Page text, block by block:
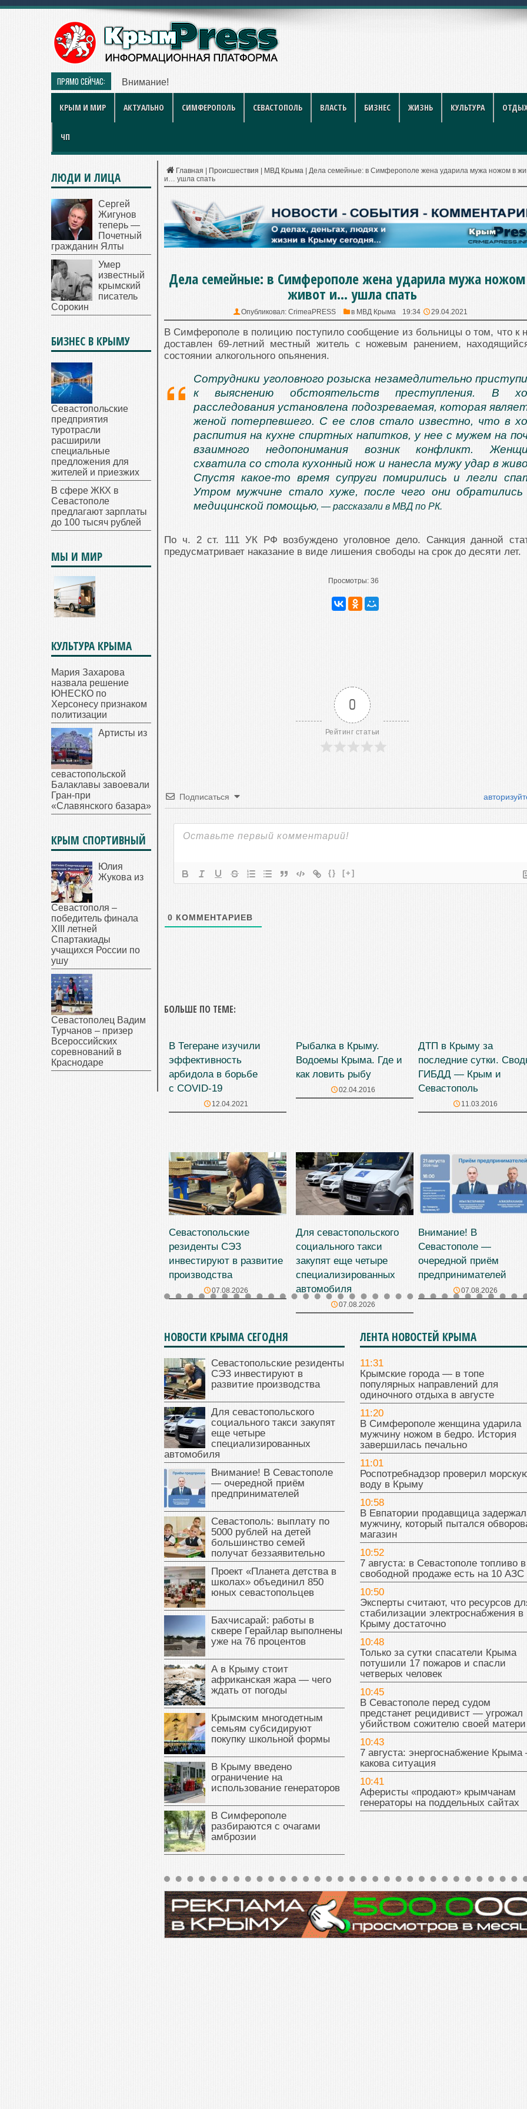
ПРЯМО СЕЙЧАС: Внимание! В Севастополе — очередной приём предпринимате
КРЫМ И МИР АКТУАЛЬНО СИМФЕРОПОЛЬ СЕВАСТОПОЛЬ ВЛАСТЬ БИЗНЕС ЖИЗНЬ КУЛЬТУРА
ЧП
Главная Происшествия МВД Крыма
Дела семейные: в Симферополе жена ударила мужа ножом в
и… ушла спать
Дела семейные: в Симферополе жена ударила мужа
живот и… ушла спать
Опубликовал: CrimeaPRESS в МВД Крыма 19:34 29.04.2021
В Симферополе в полицию поступило сообщение из больницы о том, что к
доставлен 69-летний местный житель с ножевым ранением,
состоянии алкогольного опьянения.
Сотрудники уголовного розыска незамедлительно
к выяснению обстоятельств преступления. В
расследования установлена подозреваемая, которая
женой потерпевшего. С ее слов стало известно, что в
распития на кухне спиртных напитков, у нее с мужем на
взаимного недопонимания возник конфликт.
схватила со стола кухонный нож и нанесла мужу удар в
Спустя какое-то время супруги помирились и легли
Утром мужчине стало хуже, после чего они обратились
медицинской помощью, — рассказали в МВД по РК.
По ч. 2 ст. 111 УК РФ возбуждено уголовное дело. Санкция данной
предусматривает наказание в виде лишения свободы на срок до десяти лет.
Просмотры: 36
0
Рейтинг статьи
Подписаться
{} [+]
0 КОММЕНТАРИЕВ
БОЛЬШЕ ПО ТЕМЕ:
В Тегеране изучили
эффективность
арбидола в борьбе
с COVID-19
12.04.2021
Рыбалка в Крыму.
Водоемы Крыма. Где и
как ловить рыбу
02.04.2016
ДТП в Крыму за
последние сутки.
ГИБДД — Крым и
Севастополь
11.03.2016
Севастопольские
резиденты СЭЗ
инвестируют в развитие
производства
07.08.2026
Для севастопольского
социального такси
закупят еще четыре
специализированных
автомобиля
07.08.2026
Внимание! В
Севастополе —
очередной приём
предпринимателей
07.08.2026
НОВОСТИ КРЫМА СЕГОДНЯ
Севастопольские резиденты
СЭЗ инвестируют в
развитие производства
Для севастопольского
социального такси закупят
еще четыре
специализированных
автомобиля
Внимание! В Севастополе
— очередной приём
предпринимателей
Севастополь: выплату по
5000 рублей на детей
большинство семей
получат беззаявительно
Проект «Планета детства в
школах» объединил 850
юных севастопольцев
Бахчисарай: работы в
сквере Герайлар выполнены
уже на 76 процентов
А в Крыму стоит
африканская жара — чего
ждать от погоды
Крымским многодетным
семьям субсидируют
покупку школьной формы
В Крыму введено
ограничение на
использование генераторов
В Симферополе
разбираются с очагами
амброзии
ЛЕНТА НОВОСТЕЙ КРЫМА
11:31
Крымские города — в топе
популярных направлений для
одиночного отдыха в августе
11:20
В Симферополе женщина ударила
мужчину ножом в бедро. История
завершилась печально
11:01
Роспотребнадзор проверил
воду в Крыму
10:58
В Евпатории продавщица
мужчину, который пытался
магазин
10:52
7 августа: в Севастополе топливо в
свободной продаже есть на 10 АЗС
10:50
Эксперты считают, что ресурсов
стабилизации электроснабжения в
Крыму достаточно
10:48
Только за сутки спасатели Крыма
потушили 17 пожаров и спасли
четверых человек
10:45
В Севастополе перед судом
предстанет рецидивист — угрожал
убийством сожителю своей матери
10:43
7 августа: энергоснабжение
какова ситуация
10:41
Аферисты «продают» крымчанам
генераторы на поддельных сайтах
ЛЮДИ И ЛИЦА
Сергей
Жигунов
теперь —
Почетный
гражданин Ялты
Умер
известный
крымский
писатель
Сорокин
БИЗНЕС В КРЫМУ
Севастопольские
предприятия
туротрасли
расширили
специальные
предложения для
жителей и приезжих
В сфере ЖКХ в
Севастополе
предлагают зарплаты
до 100 тысяч рублей
МЫ И МИР
КУЛЬТУРА КРЫМА
Мария Захарова
назвала решение
ЮНЕСКО по
Херсонесу признаком
политизации
Артисты из
севастопольской
Балаклавы завоевали
Гран-при
«Славянского базара»
КРЫМ СПОРТИВНЫЙ
Юлия
Жукова из
Севастополя –
победитель финала
XIII летней
Спартакиады
учащихся России по
ушу
Севастополец Вадим
Турчанов – призер
Всероссийских
соревнований в
Краснодаре